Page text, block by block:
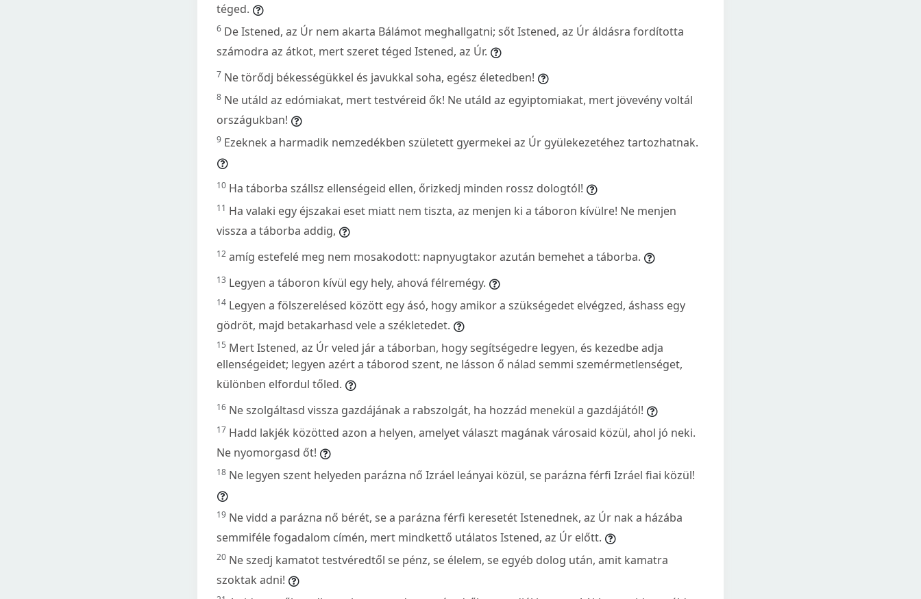
téged.
6 De Istened, az Úr nem akarta Bálámot meghallgatni; sőt Istened, az Úr áldásra fordította
számodra az átkot, mert szeret téged Istened, az Úr.
7 Ne törődj békességükkel és javukkal soha, egész életedben!
8 Ne utáld az edómiakat, mert testvéreid ők! Ne utáld az egyiptomiakat, mert jövevény voltál
országukban!
9 Ezeknek a harmadik nemzedékben született gyermekei az Úr gyülekezetéhez tartozhatnak.
10 Ha táborba szállsz ellenségeid ellen, őrizkedj minden rossz dologtól!
11 Ha valaki egy éjszakai eset miatt nem tiszta, az menjen ki a táboron kívülre! Ne menjen
vissza a táborba addig,
12 amíg estefelé meg nem mosakodott: napnyugtakor azután bemehet a táborba.
13 Legyen a táboron kívül egy hely, ahová félremégy.
14 Legyen a fölszerelésed között egy ásó, hogy amikor a szükségedet elvégzed, áshass egy
gödröt, majd betakarhasd vele a székletedet.
15 Mert Istened, az Úr veled jár a táborban, hogy segítségedre legyen, és kezedbe adja
ellenségeidet; legyen azért a táborod szent, ne lásson ő nálad semmi szemérmetlenséget,
különben elfordul tőled.
16 Ne szolgáltasd vissza gazdájának a rabszolgát, ha hozzád menekül a gazdájától!
17 Hadd lakjék közötted azon a helyen, amelyet választ magának városaid közül, ahol jó neki.
Ne nyomorgasd őt!
18 Ne legyen szent helyeden parázna nő Izráel leányai közül, se parázna férfi Izráel fiai közül!
19 Ne vidd a parázna nő bérét, se a parázna férfi keresetét Istenednek, az Úr nak a házába
semmiféle fogadalom címén, mert mindkettő utálatos Istened, az Úr előtt.
20 Ne szedj kamatot testvéredtől se pénz, se élelem, se egyéb dolog után, amit kamatra
szoktak adni!